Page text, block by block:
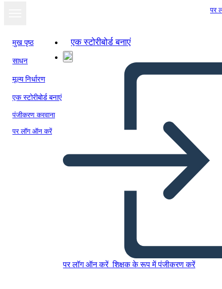
पर
मुख पृष्ठ
साधन
मूल्य निर्धारण
एक स्टोरीबोर्ड बनाएं
पंजीकरण करवाना
पर लॉग ऑन करें
एक स्टोरीबोर्ड बनाएं
पर लॉग ऑन करें शिक्षक के रूप में पंजीकरण करें
इस स्टोरीबोर्ड को कॉपी करें
स्टोरीबोर्ड बनाएं